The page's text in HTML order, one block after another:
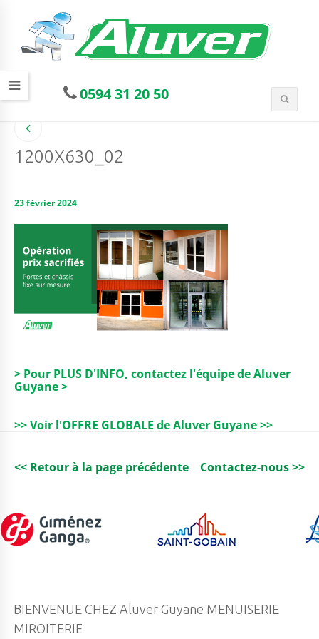
0594 31 20 50
1200X630_02
23 février 2024
> Pour PLUS D'INFO, contactez l'équipe de Aluver
Guyane >
>> Voir l'OFFRE GLOBALE de Aluver Guyane >>
<< Retour à la page précédente Contactez-nous >>
BIENVENUE CHEZ Aluver Guyane MENUISERIE
MIROITERIE